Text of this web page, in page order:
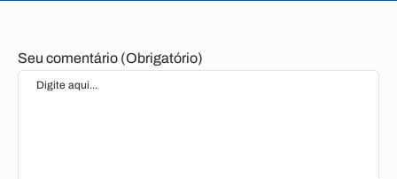
Seu comentário (Obrigatório)